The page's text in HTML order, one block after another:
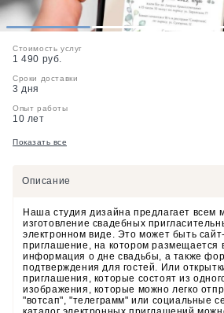
1 2 3
Стоимость услуг
1 490 руб.
Сроки доставки
3 дня
Опыт работы
10 лет
Показать все
Описание
Наша студия дизайна предлагает всем
изготовление свадебных
электронном виде. Это может быть сайт-
приглашение, на котором размещается
информация о дне свадьбы, а также
подтверждения для гостей. Или
приглашения, которые состоят из
изображения, которые можно легко
"вотсап", "телеграмм" или социальные